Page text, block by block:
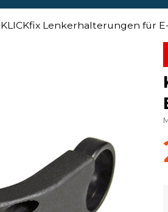
KLICKfix Lenkerhalterungen für